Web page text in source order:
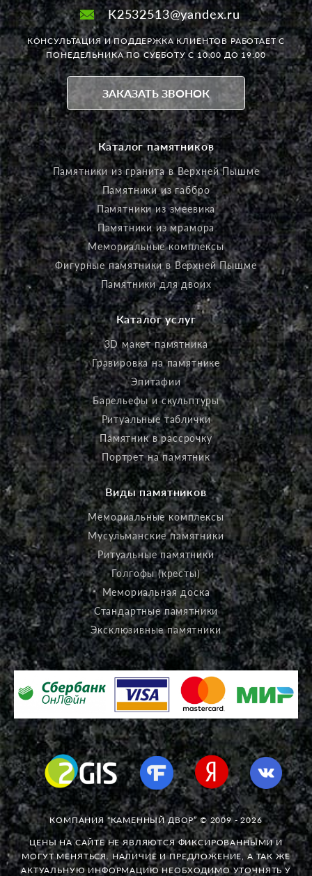
K2532513@yandex.ru
КОНСУЛЬТАЦИЯ И ПОДДЕРЖКА КЛИЕНТОВ РАБОТАЕТС
ПОНЕДЕЛЬНИКА ПО СУББОТУ С 10:00 ДО 19:00
ЗАКАЗАТЬ ЗВОНОК
Каталог памятников
Памятники из гранита в Верхней Пышме
Памятники из габбро
Памятники из змеевика
Памятники из мрамора
Мемориальные комплексы
Фигурные памятники в Верхней Пышме
Памятники для двоих
Каталог услуг
3D макет памятника
Гравировка на памятнике
Эпитафии
Барельефы и скульптуры
Ритуальные таблички
Памятник в рассрочку
Портрет на памятник
Виды памятников
Мемориальные комплексы
Мусульманские памятники
Ритуальные памятники
Голгофы (кресты)
Мемориальная доска
Стандартные памятники
Эксклюзивные памятники
КОМПАНИЯ “КАМЕННЫЙ ДВОР” © 2009 - 2026
ЦЕНЫ НА САЙТЕ НЕ ЯВЛЯЮТСЯ ФИКСИРОВАННЫМИ И
МОГУТ МЕНЯТЬСЯ. НАЛИЧИЕ И ПРЕДЛОЖЕНИЕ, А ТАК ЖЕ
АКТУАЛЬНУЮ ИНФОРМАЦИЮ НЕОБХОДИМО УТОЧНЯТЬ У